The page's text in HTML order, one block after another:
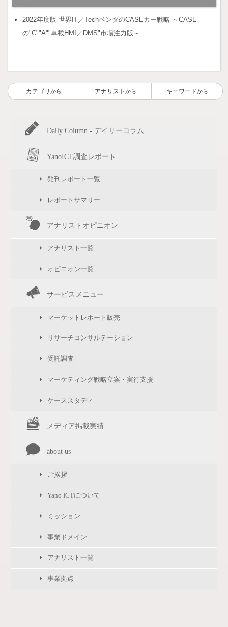
2022年度版 世界IT／TechベンダのCASEカー戦略 ～CASE
の"C""A""車載HMI／DMS"市場注力版～
カテゴリ から アナリスト から キーワードから
Daily Column - デイリーコラム
YanoICT調査レポート
発刊レポート一覧
レポートサマリー
アナリストオピニオン
アナリスト一覧
オピニオン一覧
サービスメニュー
マーケットレポート販売
リサーチコンサルテーション
受託調査
マーケティング戦略立案・実行支援
ケーススタディ
メディア掲載実績
about us
ご挨拶
Yano ICTについて
ミッション
事業ドメイン
アナリスト一覧
事業拠点